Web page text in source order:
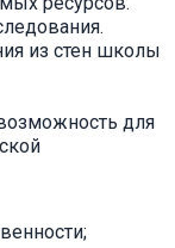
из стен школы
для